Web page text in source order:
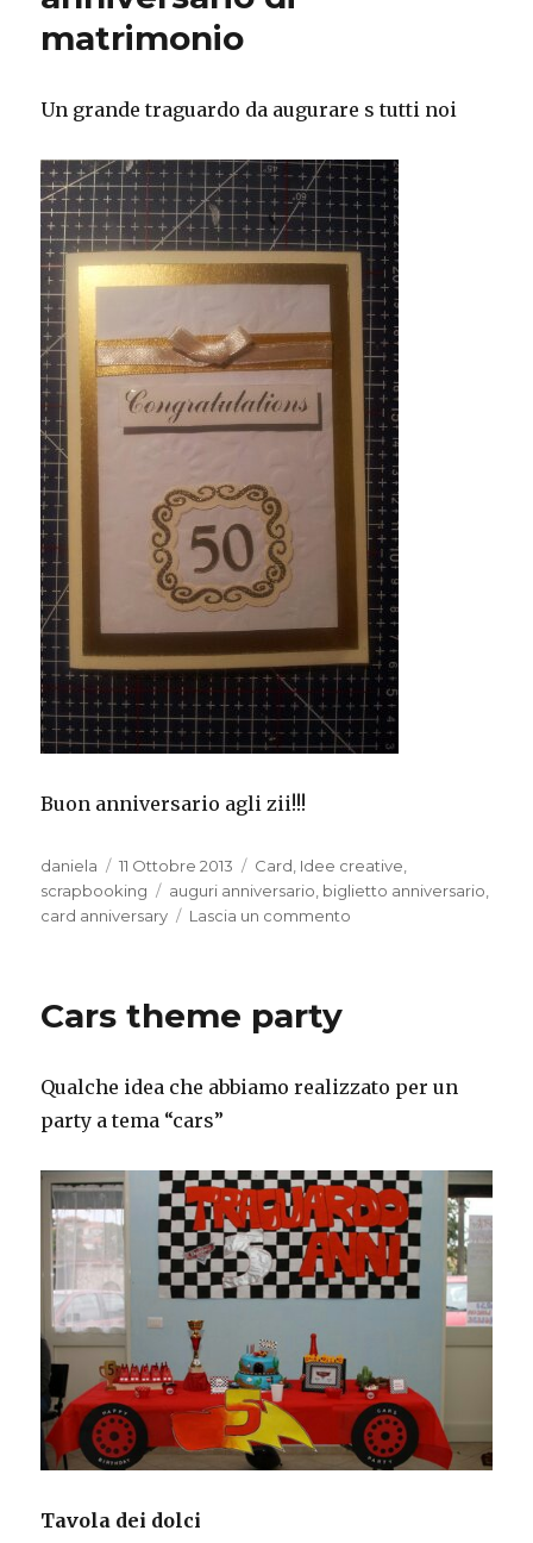
matrimonio
Un grande traguardo da augurare s tutti noi
Buon anniversario agli zii!!!
Autore
daniela
Pubblicato
il
11 Ottobre 2013 Categorie
Card Idee creative
scrapbooking
Tag
auguri anniversario biglietto anniversario
card anniversary
Lascia un commento
Cars theme party
Qualche idea che abbiamo realizzato per un
party a tema “cars”
Tavola dei dolci